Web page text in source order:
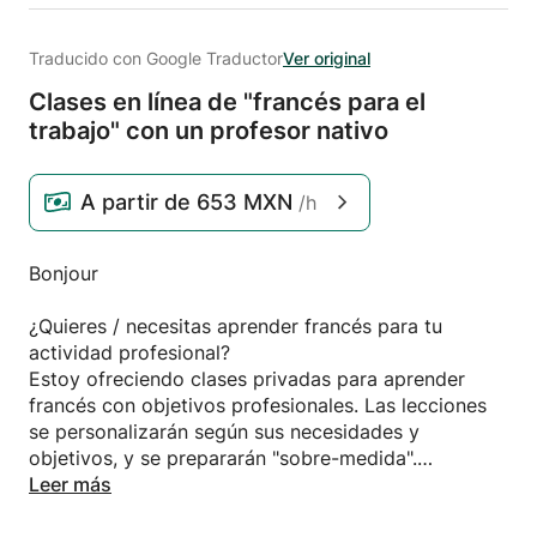
Traducido con Google TraductorVer original
Clases en línea de "francés para el
trabajo" con un profesor nativo
A partir de 653 MXN /h
Bonjour
¿Quieres / necesitas aprender francés para tu
actividad profesional?
Estoy ofreciendo clases privadas para aprender
francés con objetivos profesionales. Las lecciones
se personalizarán según sus necesidades y
objetivos, y se prepararán "sobre-medida".
Si está a punto de mudarse a un país de habla
Leer más